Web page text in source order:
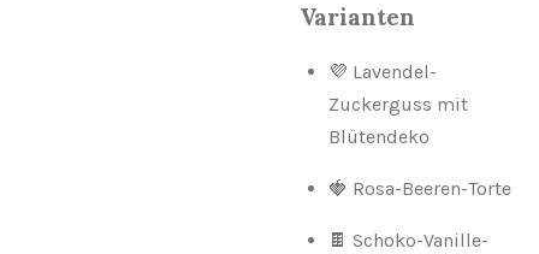
Varianten
💜 Lavendel-
Zuckerguss mit
Blütendeko
🍓 Rosa-Beeren-Torte
🍫 Schoko-Vanille-